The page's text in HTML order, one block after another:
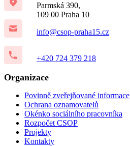
Parmská 390,
109 00 Praha 10
info@csop-praha15.cz
+420 724 379 218
Organizace
Povinně zveřejňované informace
Ochrana oznamovatelů
Okénko sociálního pracovníka
Rozpočet CSOP
Projekty
Kontakty